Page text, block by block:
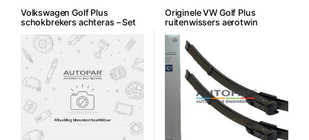
Volkswagen Golf Plus
schokbrekers achteras – Set
van 2
Originele VW Golf Plus
ruitenwissers aerotwin